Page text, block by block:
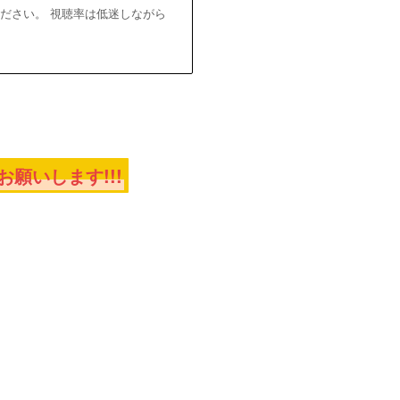
さい。 視聴率は低迷しながら
願いします!!!